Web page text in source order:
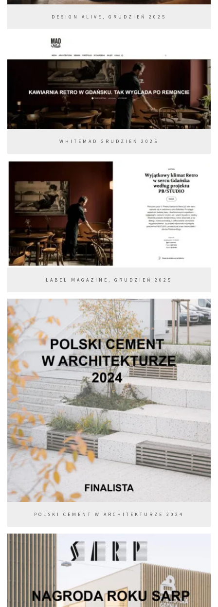
DESIGN ALIVE, GRUDZIEŃ 2025
WHITEMAD GRUDZIEŃ 2025
LABEL MAGAZINE, GRUDZIEŃ 2025
POLSKI CEMENT W ARCHITEKTURZE 2024